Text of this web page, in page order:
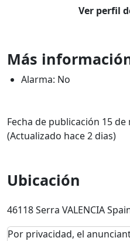
Ver perfil
Más
Alarma: No
Fecha de publicación 15
(Actualizado hace 2 dias)
Ubicación
46118 Serra VALENCIA
Por privacidad, el